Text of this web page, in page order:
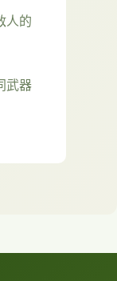
人的
武器